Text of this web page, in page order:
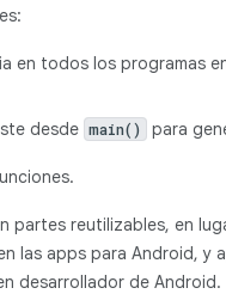
en todos los programas
desde main() para
partes reutilizables, en
las apps para Android, y
desarrollador de Android.